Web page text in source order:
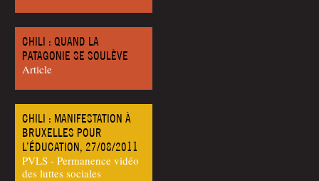
CHILI : QUAND LA
PATAGONIE SE SOULÈVE
Article
CHILI : MANIFESTATION À
BRUXELLES POUR
L’ÉDUCATION, 27/08/2011
PVLS - Permanence vidéo
des luttes sociales